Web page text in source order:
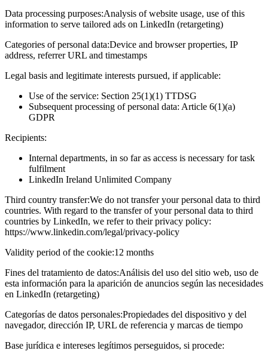
Data processing purposes:Analysis of website usage, use of this
information to serve tailored ads on LinkedIn (retargeting)
Categories of personal data:Device and browser properties, IP
address, referrer URL and timestamps
Legal basis and legitimate interests pursued, if applicable:
Use of the service: Section 25(1)(1) TTDSG
Subsequent processing of personal data: Article 6(1)(a)
GDPR
Recipients:
Internal departments, in so far as access is necessary for task
fulfilment
LinkedIn Ireland Unlimited Company
Third country transfer:We do not transfer your personal data to third
countries. With regard to the transfer of your personal data to third
countries by LinkedIn, we refer to their privacy policy:
https://www.linkedin.com/legal/privacy-policy
Validity period of the cookie:12 months
Fines del tratamiento de datos:Análisis del uso del sitio web, uso de
esta información para la aparición de anuncios según las necesidades
en LinkedIn (retargeting)
Categorías de datos personales:Propiedades del dispositivo y del
navegador, dirección IP, URL de referencia y marcas de tiempo
Base jurídica e intereses legítimos perseguidos, si procede: